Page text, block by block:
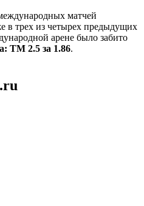
матчей
в трех из четырех предыдущих
арене было забито
ТМ 2.5 за 1.86.